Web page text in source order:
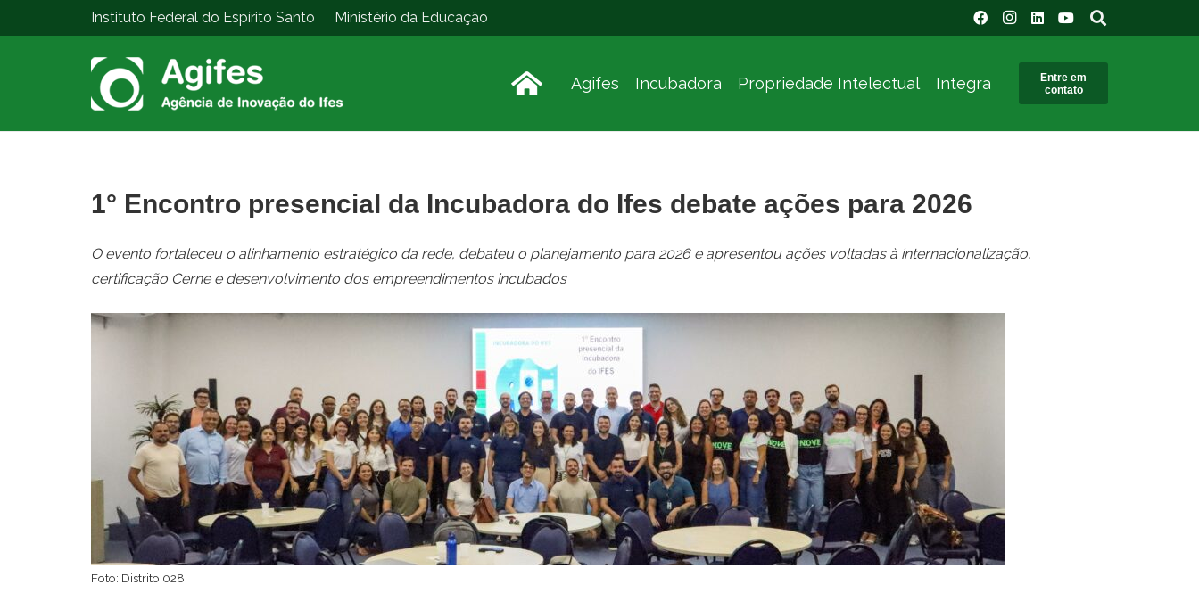
Instituto Federal do Espírito Santo Ministério da Educação
Agifes Incubadora Propriedade Intelectual Integra
Entre em
contato
1° Encontro presencial da Incubadora do Ifes debate ações para 2026
O evento fortaleceu o alinhamento estratégico da rede, debateu o planejamento para 2026 e apresentou ações voltadas à internacionalização,
certificação Cerne e desenvolvimento dos empreendimentos incubados
Foto: Distrito 028